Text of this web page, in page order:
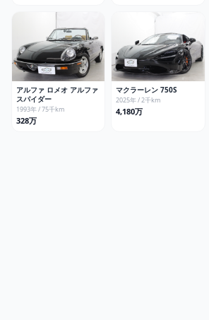
アルファ ロメオ アルファ
スパイダー
1993年 /75千km
328万
マクラーレン 750S
2025年 /2千km
4,180万